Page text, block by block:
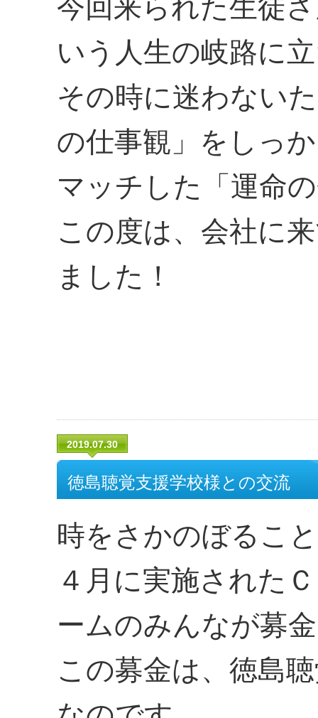
今回来られた生徒
いう人生の岐路に
その時に迷わない
の仕事観」をしっ
マッチした「運命
この度は、会社に
ました！
2019.07.30
徳島聴覚支援学校様との交流
時をさかのぼるこ
４月に実施された
ームのみんなが募
この募金は、徳島